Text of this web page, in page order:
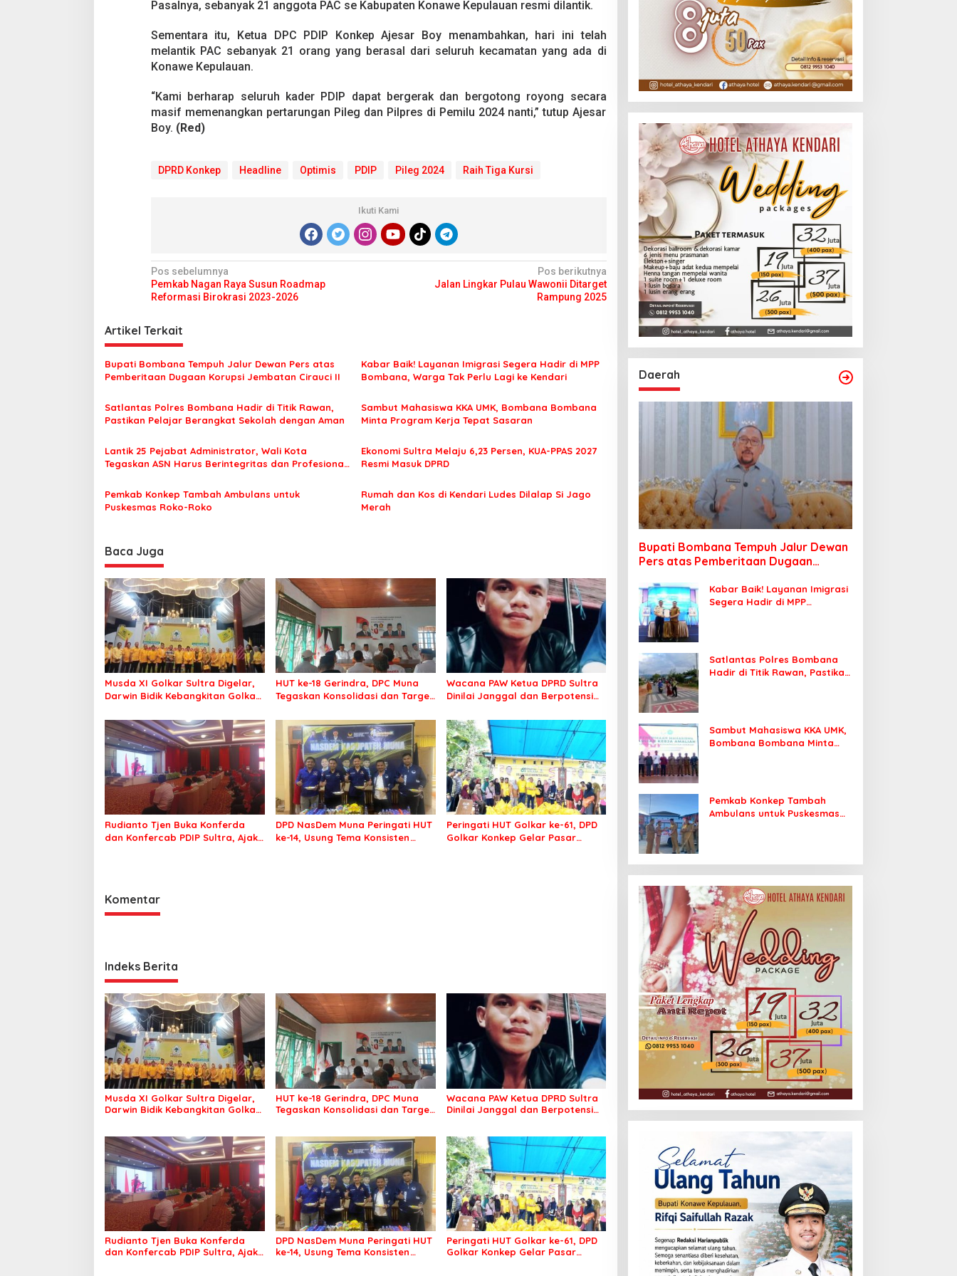
Pasalnya, sebanyak 21 anggota PAC se Kabupaten Konawe Kepulauan resmi dilantik.
Sementara itu, Ketua DPC PDIP Konkep Ajesar Boy menambahkan, hari ini telah
melantik PAC sebanyak 21 orang yang berasal dari seluruh kecamatan yang ada di
Konawe Kepulauan.
“Kami berharap seluruh kader PDIP dapat bergerak dan bergotong royong secara
masif memenangkan pertarungan Pileg dan Pilpres di Pemilu 2024 nanti,” tutup Ajesar
Boy. (Red)
DPRD Konkep Headline Optimis PDIP Pileg 2024 Raih Tiga Kursi
Ikuti Kami
N
a
i
g
a
i
o
s
Pos sebelumnya
Pemkab Nagan Raya Susun Roadmap
Reformasi Birokrasi 2023-2026
Pos berikutnya
Jalan Lingkar Pulau Wawonii Ditarget
Rampung 2025
Artikel Terkait
Bupati Bombana Tempuh Jalur Dewan Pers atas
Pemberitaan Dugaan Korupsi Jembatan Cirauci II
Kabar Baik! Layanan Imigrasi Segera Hadir di MPP
Bombana, Warga Tak Perlu Lagi ke Kendari
Satlantas Polres Bombana Hadir di Titik Rawan,
Pastikan Pelajar Berangkat Sekolah dengan Aman
Sambut Mahasiswa KKA UMK, Bombana Bombana
Minta Program Kerja Tepat Sasaran
Lantik 25 Pejabat Administrator, Wali Kota
Tegaskan ASN Harus Berintegritas dan Profesional
Ekonomi Sultra Melaju 6,23 Persen, KUA-PPAS 2027
Resmi Masuk DPRD
Pemkab Konkep Tambah Ambulans untuk
Puskesmas Roko-Roko
Rumah dan Kos di Kendari Ludes Dilalap Si Jago
Merah
Baca Juga
Musda XI Golkar Sultra Digelar,
Darwin Bidik Kebangkitan Golkar
HUT ke-18 Gerindra, DPC Muna
Tegaskan Konsolidasi dan Target
Wacana PAW Ketua DPRD Sultra
Dinilai Janggal dan Berpotensi
Rudianto Tjen Buka Konferda
dan Konfercab PDIP Sultra, Ajak
DPD NasDem Muna Peringati HUT
ke-14, Usung Tema Konsisten
Peringati HUT Golkar ke-61, DPD
Golkar Konkep Gelar Pasar
Komentar
Indeks Berita
Musda XI Golkar Sultra Digelar,
Darwin Bidik Kebangkitan Golkar
HUT ke-18 Gerindra, DPC Muna
Tegaskan Konsolidasi dan Target
Wacana PAW Ketua DPRD Sultra
Dinilai Janggal dan Berpotensi
Rudianto Tjen Buka Konferda
dan Konfercab PDIP Sultra, Ajak
DPD NasDem Muna Peringati HUT
ke-14, Usung Tema Konsisten
Peringati HUT Golkar ke-61, DPD
Golkar Konkep Gelar Pasar
Daerah
Bupati Bombana Tempuh Jalur Dewan
Pers atas Pemberitaan Dugaan
Kabar Baik! Layanan Imigrasi
Segera Hadir di MPP
Satlantas Polres Bombana
Hadir di Titik Rawan, Pastikan
Sambut Mahasiswa KKA UMK,
Bombana Bombana Minta
Pemkab Konkep Tambah
Ambulans untuk Puskesmas